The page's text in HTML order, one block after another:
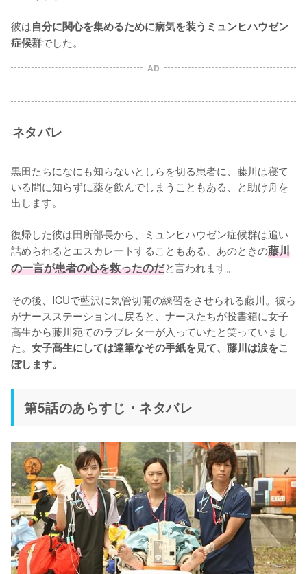
彼は自分に関心を集めるために病気を装うミュンヒハウゼン
症候群でした。
AD
ネタバレ
黒田たちになにも知らないとしらを切る患者に、藤川は寝て
いる間に知らずに薬を飲んでしまうこともある、と助け舟を
出します。
復帰した彼は田所部長から、ミュンヒハウゼン症候群は追い
詰められるとエスカレートすることもある、あのときの藤川
の一言が患者の心を救ったのだと言われます。
その後、ICUで藍沢に気管切開の練習をさせられる藤川。彼ら
がナースステーションに戻ると、ナースたちが投書箱に女子
高生から藤川宛てのラブレターが入っていたと笑っていまし
た。 女子高生にしては達筆なその手紙を見て、藤川は涙をこ
ぼします。
第5話のあらすじ・ネタバレ